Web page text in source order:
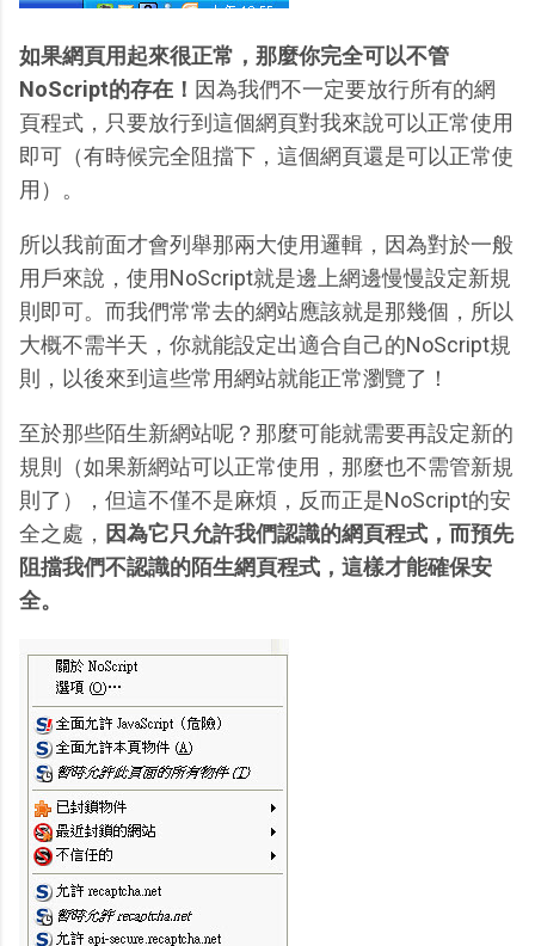
如果網頁用起來很正常，那麼你完全可以不管
NoScript的存在！ 因為我們不一定要放行所有的網
頁程式，只要放行到這個網頁對我來說可以正常使用
即可（有時候完全阻擋下，這個網頁還是可以正常使
用）。
所以我前面才會列舉那兩大使用邏輯，因為對於一般
用戶來說，使用NoScript就是邊上網邊慢慢設定新規
則即可。而我們常常去的網站應該就是那幾個，所以
大概不需半天，你就能設定出適合自己的NoScript規
則，以後來到這些常用網站就能正常瀏覽了！
至於那些陌生新網站呢？那麼可能就需要再設定新的
規則（如果新網站可以正常使用，那麼也不需管新規
則了），但這不僅不是麻煩，反而正是NoScript的安
全之處， 因為它只允許我們認識的網頁程式，而預先
阻擋我們不認識的陌生網頁程式，這樣才能確保安
全。